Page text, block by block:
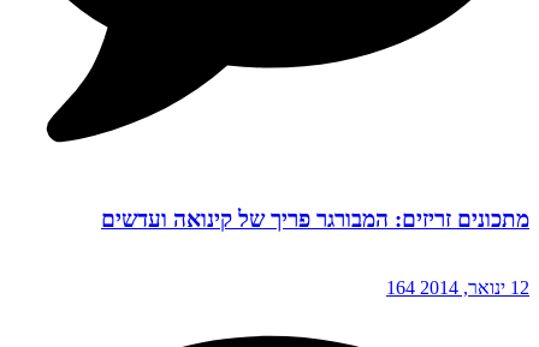
מתכונים זריזים: המבורגר פריך של קינואה ועדשים
12 ינואר, 2014 164